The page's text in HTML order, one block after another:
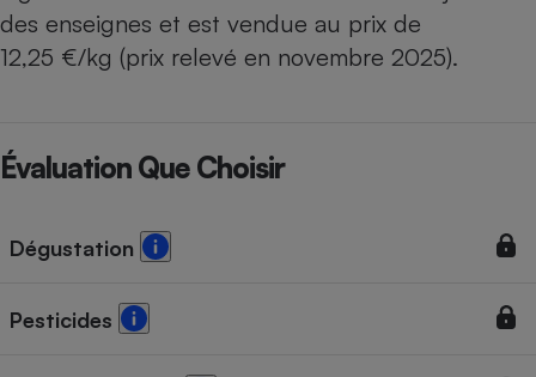
des enseignes et est vendue au prix de
12,25 €/kg (prix relevé en novembre 2025).
Évaluation Que Choisir
Dégustation
Pesticides